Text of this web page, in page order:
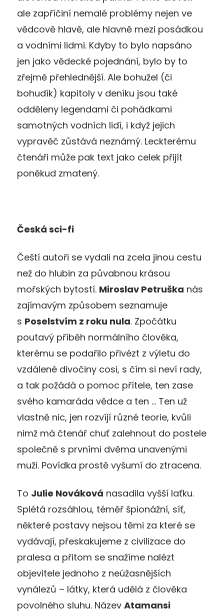
ale zapříčiní nemalé problémy nejen ve
vědcově hlavě, ale hlavně mezi posádkou
a vodními lidmi. Kdyby to bylo napsáno
jen jako vědecké pojednání, bylo by to
zřejmě přehlednější. Ale bohužel (či
bohudík) kapitoly v deníku jsou také
odděleny legendami či pohádkami
samotných vodních lidí, i když jejich
vypravěč zůstává neznámý. Leckterému
čtenáři může pak text jako celek přijít
poněkud zmatený.
Česká sci-fi
Čeští autoři se vydali na zcela jinou cestu
než do hlubin za půvabnou krásou
mořských bytostí. Miroslav Petruška nás
zajímavým způsobem seznamuje
s Poselstvím z roku nula. Zpočátku
poutavý příběh normálního člověka,
kterému se podařilo přivézt z výletu do
vzdálené divočiny cosi, s čím si neví rady,
a tak požádá o pomoc přítele, ten zase
svého kamaráda vědce a ten … Ten už
vlastně nic, jen rozvíjí různé teorie, kvůli
nimž má čtenář chuť zalehnout do postele
společně s prvními dvěma unavenými
muži. Povídka prostě vyšumí do ztracena.
To Julie Nováková nasadila vyšší laťku.
Splétá rozsáhlou, téměř špionážní, síť,
některé postavy nejsou těmi za které se
vydávají, přeskakujeme z civilizace do
pralesa a přitom se snažíme nalézt
objevitele jednoho z neúžasnějších
vynálezů – látky, která udělá z člověka
povolného sluhu. Název Atamansi